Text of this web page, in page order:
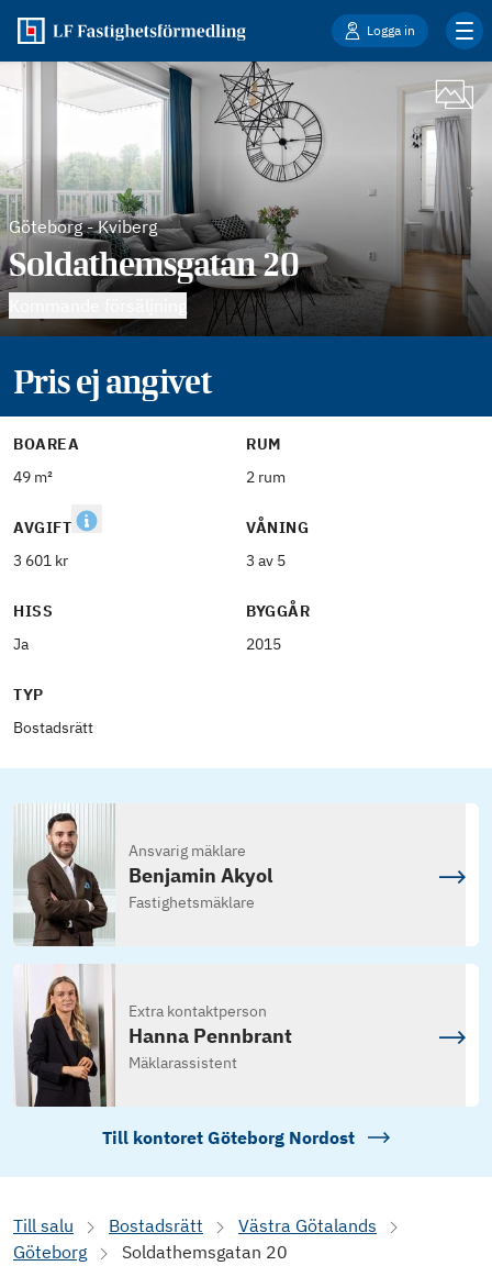
Logga in
Göteborg-Kviberg
Soldathemsgatan 20
Pris ej angivet
BOAREA
49 m²
RUM
2 rum
AVGIFT
3 601 kr
VÅNING
3 av 5
HISS
Ja
BYGGÅR
2015
TYP
Bostadsrätt
Ansvarig mäklare
Benjamin Akyol
Fastighetsmäklare
Extra kontaktperson
Hanna Pennbrant
Mäklarassistent
Till kontoret Göteborg Nordost
Till salu Bostadsrätt
Västra Götalands
Göteborg
Soldathemsgatan 20